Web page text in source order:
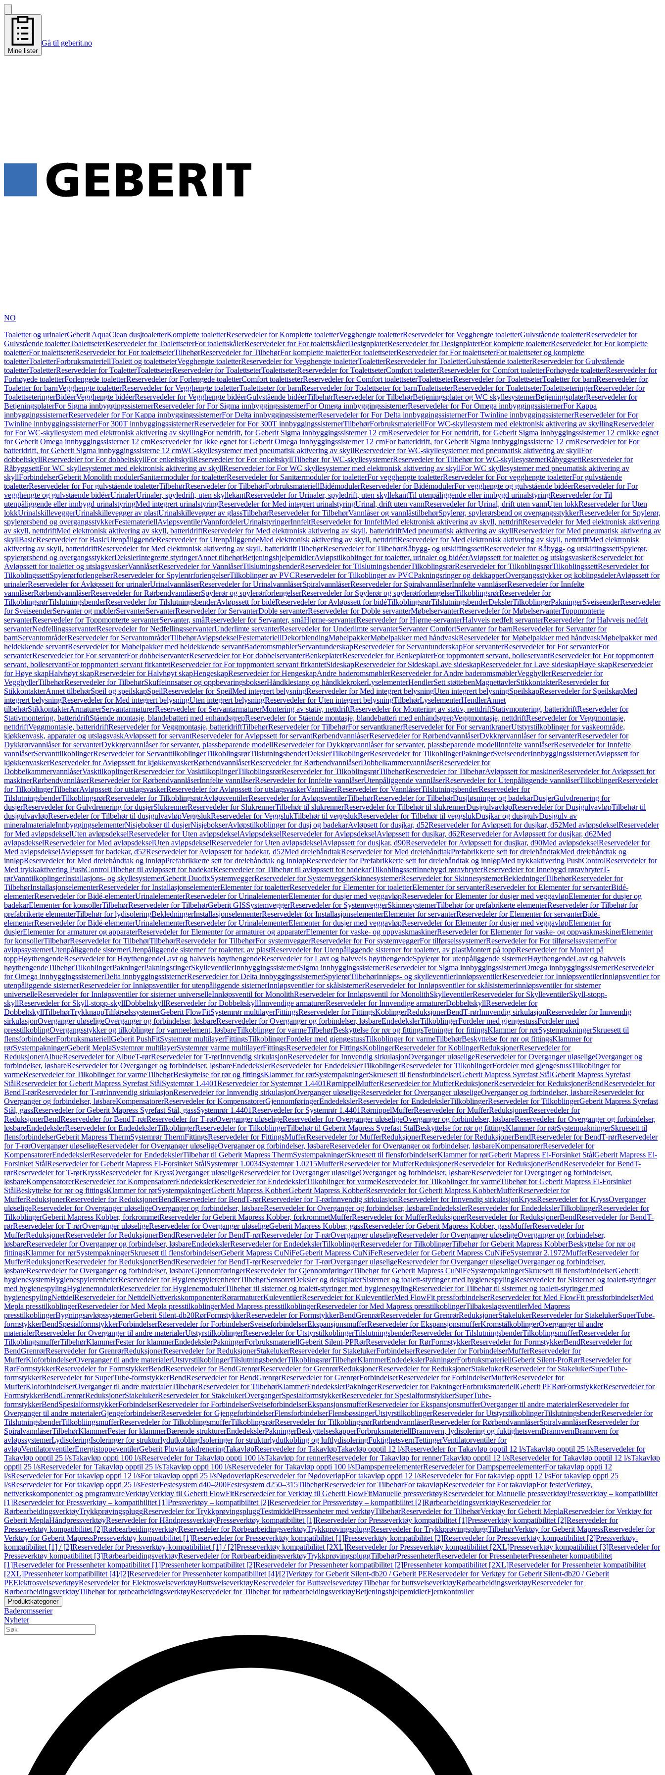
Mine lister
Gå til geberit.no
NO
Toaletter og urinalerGeberit AquaClean dusjtoaletterKomplette toaletterReservedeler for Komplette toaletterVegghengte toaletterReservedeler for Vegghengte toaletterGulvstående toaletterReservedeler for
Gulvstående toaletterToalettseterReservedeler for ToalettseterFor toalettskålerReservedeler for For toalettskålerDesignplaterReservedeler for DesignplaterFor komplette toaletterReservedeler for For komplette
toaletterFor toalettseterReservedeler for For toalettseterTilbehørReservedeler for TilbehørFor komplette toaletterFor toalettseterReservedeler for For toalettseterFor toalettseter og komplette
toaletterToaletterForbruksmateriellToalett og toalettseterVegghengte toaletterReservedeler for Vegghengte toaletterToaletterReservedeler for ToaletterGulvstående toaletterReservedeler for Gulvstående
toaletterToaletterReservedeler for ToaletterToalettseterReservedeler for ToalettseterToalettseterReservedeler for ToalettseterComfort toaletterReservedeler for Comfort toaletterForhøyede toaletterReservedeler for
Forhøyede toaletterForlengede toaletterReservedeler for Forlengede toaletterComfort toalettseterReservedeler for Comfort toalettseterToalettseterReservedeler for ToalettseterToaletter for barnReservedeler for
Toaletter for barnVegghengte toaletterReservedeler for Vegghengte toaletterToalettseter for barnReservedeler for Toalettseter for barnToalettseterReservedeler for ToalettseterToalettseteringerReservedeler for
ToalettseteringerBidéerVegghengte bidéerReservedeler for Vegghengte bidéerGulvstående bidéerTilbehørReservedeler for TilbehørBetjeningsplater og WC skyllesystemerBetjeningsplaterReservedeler for
BetjeningsplaterFor Sigma innbyggingssisternerReservedeler for For Sigma innbyggingssisternerFor Omega innbyggingssisternerReservedeler for For Omega innbyggingssisternerFor Kappa
innbyggingssisternerReservedeler for For Kappa innbyggingssisternerFor Delta innbyggingssisternerReservedeler for For Delta innbyggingssisternerFor Twinline innbyggingssisternerReservedeler for For
Twinline innbyggingssisternerFor 300T innbyggingssisternerReservedeler for For 300T innbyggingssisternerTilbehørForbruksmateriellFor WC-skyllesystem med elektronisk aktivering av skyllingReservedeler
for For WC-skyllesystem med elektronisk aktivering av skyllingFor nettdrift, for Geberit Sigma innbyggingssisterner 12 cmReservedeler for For nettdrift, for Geberit Sigma innbyggingssisterner 12 cmIkke egnet
for Geberit Omega innbyggingssisterner 12 cmReservedeler for Ikke egnet for Geberit Omega innbyggingssisterner 12 cmFor batteridrift, for Geberit Sigma innbyggingssisterne 12 cmReservedeler for For
batteridrift, for Geberit Sigma innbyggingssisterne 12 cmWC-skyllesystemer med pneumatisk aktivering av skyllReservedeler for WC-skyllesystemer med pneumatisk aktivering av skyllFor
dobbeltskyllReservedeler for For dobbeltskyllFor enkeltskyllReservedeler for For enkeltskyllTilbehør for WC-skyllesystemerReservedeler for Tilbehør for WC-skyllesystemerRåbyggsettReservedeler for
RåbyggsettFor WC skyllesystemer med elektronisk aktivering av skyllReservedeler for For WC skyllesystemer med elektronisk aktivering av skyllFor WC skyllesystemer med pneumatisk aktivering av
skyllForbindelserGeberit Monolith modulerSanitærmoduler for toaletterReservedeler for Sanitærmoduler for toaletterFor vegghengte toaletterReservedeler for For vegghengte toaletterFor gulvstående
toaletterReservedeler for For gulvstående toaletterTilbehørReservedeler for TilbehørForbruksmateriellBidémodulerReservedeler for BidémodulerFor vegghengte og gulvstående bidéerReservedeler for For
vegghengte og gulvstående bidéerUrinalerUrinaler, spyledrift, uten skyllekantReservedeler for Urinaler, spyledrift, uten skyllekantTil utenpåliggende eller innbygd urinalstyringReservedeler for Til
utenpåliggende eller innbygd urinalstyringMed integrert urinalstyringReservedeler for Med integrert urinalstyringUrinal, drift uten vannReservedeler for Urinal, drift uten vannUten lokkReservedeler for Uten
lokkUrinalskilleveggerUrinalskillevegger av plastUrinalskillevegger av glassTilbehørReservedeler for TilbehørVannlåser og vannlåstilbehørSpylerør, spylerørsbend og overgangsstykkerReservedeler for Spylerør,
spylerørsbend og overgangsstykkerFestemateriellAvløpsventilerVannfordelerUrinalstyringerInnfeltReservedeler for InnfeltMed elektronisk aktivering av skyll, nettdriftReservedeler for Med elektronisk aktivering
av skyll, nettdriftMed elektronisk aktivering av skyll, batteridriftReservedeler for Med elektronisk aktivering av skyll, batteridriftMed pneumatisk aktivering av skyllReservedeler for Med pneumatisk aktivering av
skyllBasicReservedeler for BasicUtenpåliggendeReservedeler for UtenpåliggendeMed elektronisk aktivering av skyll, nettdriftReservedeler for Med elektronisk aktivering av skyll, nettdriftMed elektronisk
aktivering av skyll, batteridriftReservedeler for Med elektronisk aktivering av skyll, batteridriftTilbehørReservedeler for TilbehørRåbygg- og utskiftingssettReservedeler for Råbygg- og utskiftingssettSpylerør,
spylerørsbend og overgangsstykkerDekslerIntegrerte styringerAnnet tilbehørBetjeningshjelpemidlerAvløpstilkoblinger for toaletter, urinaler og bidéerAvløpssett for toaletter og utslagsvaskerReservedeler for
Avløpssett for toaletter og utslagsvaskerVannlåserReservedeler for VannlåserTilslutningsbenderReservedeler for TilslutningsbenderTilkoblingsrørReservedeler for TilkoblingsrørTilkoblingssettReservedeler for
TilkoblingssettSpylerørforlengelserReservedeler for SpylerørforlengelserTilkoblinger av PVCReservedeler for Tilkoblinger av PVCPakningsringer og dekkapperOvergangsstykker og koblingsdelerAvløpssett for
urinalerReservedeler for Avløpssett for urinalerUrinalvannlåserReservedeler for UrinalvannlåserSpiralvannlåserReservedeler for SpiralvannlåserInnfelte vannlåserReservedeler for Innfelte
vannlåserRørbendvannlåserReservedeler for RørbendvannlåserSpylerør og spylerørforlengelserReservedeler for Spylerør og spylerørforlengelserTilkoblingsrørReservedeler for
TilkoblingsrørTilslutningsbenderReservedeler for TilslutningsbenderAvløpssett for bidéReservedeler for Avløpssett for bidéTilkoblingsrørTilslutningsbenderDekslerTilkoblingerPakningerSveiseenderReservedeler
for SveiseenderServanter og møblerServanterServanterReservedeler for ServanterDoble servanterReservedeler for Doble servanterMøbelservanterReservedeler for MøbelservanterToppmonterte
servanterReservedeler for Toppmonterte servanterServanter, småReservedeler for Servanter, småHjørne-servanterReservedeler for Hjørne-servanterHalvveis nedfelt servanterReservedeler for Halvveis nedfelt
servanterNedfellingsservanterReservedeler for NedfellingsservanterUnderlimte servanterReservedeler for Underlimte servanterServanter ComfortServanter for barnReservedeler for Servanter for
barnServantområderReservedeler for ServantområderTilbehørAvløpsdekselFestemateriellDekorblendingMøbelpakkerMøbelpakker med håndvaskReservedeler for Møbelpakker med håndvaskMøbelpakker med
heldekkende servantReservedeler for Møbelpakker med heldekkende servantBaderomsmøblerServantunderskapReservedeler for ServantunderskapFor servanterReservedeler for For servanterFor
servanterReservedeler for For servanterFor dobbelservanterReservedeler for For dobbelservanterBenkeplaterReservedeler for BenkeplaterFor toppmontert servant, bolleservantReservedeler for For toppmontert
servant, bolleservantFor toppmontert servant firkantetReservedeler for For toppmontert servant firkantetSideskapReservedeler for SideskapLave sideskapReservedeler for Lave sideskapHøye skapReservedeler
for Høye skapHalvhøyt skapReservedeler for Halvhøyt skapHengeskapReservedeler for HengeskapAndre baderomsmøblerReservedeler for Andre baderomsmøblerVegghyllerReservedeler for
VegghyllerTilbehørReservedeler for TilbehørSkuffeinnsatser og oppbevaringsbokserHåndklestang og håndklekrokerLyselementerHendlerSett støttebenMagnettavlerStikkontakterReservedeler for
StikkontakterAnnet tilbehørSpeil og speilskapSpeilReservedeler for SpeilMed integrert belysningReservedeler for Med integrert belysningUten integrert belysningSpeilskapReservedeler for SpeilskapMed
integrert belysningReservedeler for Med integrert belysningUten integrert belysningReservedeler for Uten integrert belysningTilbehørLyselementerHendlerAnnet
tilbehørStikkontakterArmaturerServantarmaturerReservedeler for ServantarmaturerMontering av stativ, nettdriftReservedeler for Montering av stativ, nettdriftStativmontering, batteridriftReservedeler for
Stativmontering, batteridriftStående montasje, blandebatteri med enhåndsgrepReservedeler for Stående montasje, blandebatteri med enhåndsgrepVeggmontasje, nettdriftReservedeler for Veggmontasje,
nettdriftVeggmontasje, batteridriftReservedeler for Veggmontasje, batteridriftTilbehørReservedeler for TilbehørFor servantkranerReservedeler for For servantkranerUtstyrstilkoblinger for vaskeområde,
kjøkkenvask, apparater og utslagsvaskAvløpssett for servantReservedeler for Avløpssett for servantRørbendvannlåserReservedeler for RørbendvannlåserDykkrørvannlåser for servanterReservedeler for
Dykkrørvannlåser for servanterDykkrørvannlåser for servanter, plassbeparende modellReservedeler for Dykkrørvannlåser for servanter, plassbeparende modellInnfelte vannlåserReservedeler for Innfelte
vannlåserServanttilkoblingerReservedeler for ServanttilkoblingerTilkoblingsrørTilslutningsbenderDekslerTilkoblingerReservedeler for TilkoblingerPakningerSveiseenderInnbyggingssisternerAvløpssett for
kjøkkenvaskerReservedeler for Avløpssett for kjøkkenvaskerRørbendvannlåserReservedeler for RørbendvannlåserDobbelkammervannlåserReservedeler for
DobbelkammervannlåserVasktilkoplingerReservedeler for VasktilkoplingerTilkoblingsrørReservedeler for TilkoblingsrørTilbehørReservedeler for TilbehørAvløpssett for maskinerReservedeler for Avløpssett for
maskinerRørbendvannlåserReservedeler for RørbendvannlåserInnfelte vannlåserReservedeler for Innfelte vannlåserUtenpåliggende vannlåserReservedeler for Utenpåliggende vannlåserTilkoblingerReservedeler
for TilkoblingerTilbehørAvløpssett for utslagsvaskerReservedeler for Avløpssett for utslagsvaskerVannlåserReservedeler for VannlåserTilslutningsbenderReservedeler for
TilslutningsbenderTilkoblingsrørReservedeler for TilkoblingsrørAvløpsventilerReservedeler for AvløpsventilerTilbehørReservedeler for TilbehørDusjløsninger og badekarDusjerGulvdrenering for
dusjerReservedeler for Gulvdrenering for dusjerSlukrennerReservedeler for SlukrennerTilbehør til slukrennerReservedeler for Tilbehør til slukrennerDusjgulvavløpReservedeler for DusjgulvavløpTilbehør til
dusjgulvavløpReservedeler for Tilbehør til dusjgulvavløpVeggslukReservedeler for VeggslukTilbehør til veggslukReservedeler for Tilbehør til veggslukDusjkar og dusjgulvDusjgulv av
mineralmaterialeInnbyggingselementerNisjebokser til dusjerNisjebokserAvløpstilkoblinger for dusj og badekarAvløpsett for dusjkar, d52Reservedeler for Avløpsett for dusjkar, d52Med avløpsdekselReservedeler
for Med avløpsdekselUten avløpsdekselReservedeler for Uten avløpsdekselAvløpsdekselReservedeler for AvløpsdekselAvløpssett for dusjkar, d62Reservedeler for Avløpssett for dusjkar, d62Med
avløpsdekselReservedeler for Med avløpsdekselUten avløpsdekselReservedeler for Uten avløpsdekselAvløpssett for dusjkar, d90Reservedeler for Avløpssett for dusjkar, d90Med avløpsdekselReservedeler for
Med avløpsdekselAvløpssett for badekar, d52Reservedeler for Avløpssett for badekar, d52Med dreiehåndtakReservedeler for Med dreiehåndtakPrefabrikkerte sett for dreiehåndtakMed dreiehåndtak og
innløpReservedeler for Med dreiehåndtak og innløpPrefabrikkerte sett for dreiehåndtak og innløpReservedeler for Prefabrikkerte sett for dreiehåndtak og innløpMed trykkaktivering PushControlReservedeler for
Med trykkaktivering PushControlTilbehør til avløpssett for badekarReservedeler for Tilbehør til avløpssett for badekarTilkoblingssettInnebygd røravbryterReservedeler for Innebygd røravbryterT-
rørVanntilkoplingerInstallasjons- og skyllesystemerGeberit DuofixSystemveggerReservedeler for SystemveggerSkinnesystemerReservedeler for SkinnesystemerBekledningerTilbehørReservedeler for
TilbehørInstallasjonselementerReservedeler for InstallasjonselementerElementer for toaletterReservedeler for Elementer for toaletterElementer for servanterReservedeler for Elementer for servanterBidé-
elementerReservedeler for Bidé-elementerUrinalelementerReservedeler for UrinalelementerElementer for dusjer med veggavløpReservedeler for Elementer for dusjer med veggavløpElementer for dusjer og
badekarElementer for konsollerTilbehørReservedeler for TilbehørGeberit GISSystemveggerReservedeler for SystemveggerSkinnesystemerTilbehør for prefabrikerte elementerReservedeler for Tilbehør for
prefabrikerte elementerTilbehør for lydisoleringBekledningerInstallasjonselementerReservedeler for InstallasjonselementerElementer for servanterReservedeler for Elementer for servanterBidé-
elementerReservedeler for Bidé-elementerUrinalelementerReservedeler for UrinalelementerElementer for dusjer med veggavløpReservedeler for Elementer for dusjer med veggavløpElementer for
dusjerElementer for armaturer og apparaterReservedeler for Elementer for armaturer og apparaterElementer for vaske- og oppvaskmaskinerReservedeler for Elementer for vaske- og oppvaskmaskinerElementer
for konsollerTilbehørReservedeler for TilbehørTilbehørReservedeler for TilbehørFor systemveggerReservedeler for For systemveggerFor tilførselssystemerReservedeler for For tilførselssystemerFor
avløpssystemerUtenpåliggende sisternerUtenpåliggende sisterner for toaletter, av plastReservedeler for Utenpåliggende sisterner for toaletter, av plastMontert på toppReservedeler for Montert på
toppHøythengendeReservedeler for HøythengendeLavt og halvveis høythengendeReservedeler for Lavt og halvveis høythengendeSpylerør for utenpåliggende sisternerHøythengendeLavt og halvveis
høythengendeTilbehørTilkoblingerPakningerPakningsringerSkylleventilerInnbyggingssisternerSigma innbyggingssisternerReservedeler for Sigma innbyggingssisternerOmega innbyggingssisternerReservedeler
for Omega innbyggingssisternerDelta innbyggingssisternerReservedeler for Delta innbyggingssisternerSpylerørTilbehørInnløps- og skylleventilerInnløpsventilerReservedeler for InnløpsventilerInnløpsventiler for
utenpåliggende sisternerReservedeler for Innløpsventiler for utenpåliggende sisternerInnløpsventiler for skålsisternerReservedeler for Innløpsventiler for skålsisternerInnløpsventiler for sisterner
universelleReservedeler for Innløpsventiler for sisterner universelleInnløpsventil for MonolithReservedeler for Innløpsventil for MonolithSkylleventilerReservedeler for SkylleventilerSkyll-stopp-
skyllReservedeler for Skyll-stopp-skyllDobbeltskyllReservedeler for DobbeltskyllInnvendige armaturerReservedeler for Innvendige armaturerDobbeltskyllReservedeler for
DobbeltskyllTilbehørTrykknappTilførselssystemerGeberit FlowFitSystemrør multilayerFittingsReservedeler for FittingsKoblingerReduksjonerBendT-rørInnvendig sirkulasjonReservedeler for Innvendig
sirkulasjonOverganger uløseligeOverganger og forbindelser, løsbareReservedeler for Overganger og forbindelser, løsbareEndedekslerTilkoblingerFordeler med gjengestussFordeler med
presstilkoblingOvergangsstykker og tilkoblinger for varmeelement, løsbareTilkoblinger for varmeTilbehørBeskyttelse for rør og fittingsTetninger for fittingsKlammer for rørSystempakningerSkruesett til
flensforbindelserForbruksmateriellGeberit PushFitSystemrør multilayerFittingsTilkoblingerFordeler med gjengestussTilkoblinger for varmeTilbehørBeskyttelse for rør og fittingsKlammer for
rørSystempakningerGeberit MeplaSystemrør multilayerSystemrør varme multilayerFittingsReservedeler for FittingsKoblingerReservedeler for KoblingerReduksjonerReservedeler for
ReduksjonerAlbueReservedeler for AlbueT-rørReservedeler for T-rørInnvendig sirkulasjonReservedeler for Innvendig sirkulasjonOverganger uløseligeReservedeler for Overganger uløseligeOverganger og
forbindelser, løsbareReservedeler for Overganger og forbindelser, løsbareEndedekslerReservedeler for EndedekslerTilkoblingerReservedeler for TilkoblingerFordeler med gjengestussTilkoblinger for
varmeReservedeler for Tilkoblinger for varmeTilbehørBeskyttelse for rør og fittingsKlammer for rørSystempakningerSkruesett til flensforbindelserGeberit Mapress Syrefast StålGeberit Mapress Syrefast
StålReservedeler for Geberit Mapress Syrefast StålSystemrør 1.4401Reservedeler for Systemrør 1.4401RørnippelMufferReservedeler for MufferReduksjonerReservedeler for ReduksjonerBendReservedeler for
BendT-rørReservedeler for T-rørInnvendig sirkulasjonReservedeler for Innvendig sirkulasjonOverganger uløseligeReservedeler for Overganger uløseligeOverganger og forbindelser, løsbareReservedeler for
Overganger og forbindelser, løsbareKompensatorerReservedeler for KompensatorerGjennomføringerEndedekslerReservedeler for EndedekslerTilkoblingerReservedeler for TilkoblingerGeberit Mapress Syrefast
Stål, gassReservedeler for Geberit Mapress Syrefast Stål, gassSystemrør 1.4401Reservedeler for Systemrør 1.4401RørnippelMufferReservedeler for MufferReduksjonerReservedeler for
ReduksjonerBendReservedeler for BendT-rørReservedeler for T-rørOverganger uløseligeReservedeler for Overganger uløseligeOverganger og forbindelser, løsbareReservedeler for Overganger og forbindelser,
løsbareEndedekslerReservedeler for EndedekslerTilkoblingerReservedeler for TilkoblingerTilbehør til Geberit Mapress Syrefast StålBeskyttelse for rør og fittingsKlammer for rørSystempakningerSkruesett til
flensforbindelserGeberit Mapress ThermSystemrør ThermFittingsReservedeler for FittingsMufferReservedeler for MufferReduksjonerReservedeler for ReduksjonerBendReservedeler for BendT-rørReservedeler
for T-rørOverganger uløseligeReservedeler for Overganger uløseligeOverganger og forbindelser, løsbareReservedeler for Overganger og forbindelser, løsbareKompensatorerReservedeler for
KompensatorerEndedekslerReservedeler for EndedekslerTilbehør til Geberit Mapress ThermSystempakningerSkruesett til flensforbindelserKlammer for rørGeberit Mapress El-Forsinket StålGeberit Mapress El-
Forsinket StålReservedeler for Geberit Mapress El-Forsinket StålSystemrør 1.0034Systemrør 1.0215MufferReservedeler for MufferReduksjonerReservedeler for ReduksjonerBendReservedeler for BendT-
rørReservedeler for T-rørKryssReservedeler for KryssOverganger uløseligeReservedeler for Overganger uløseligeOverganger og forbindelser, løsbareReservedeler for Overganger og forbindelser,
løsbareKompensatorerReservedeler for KompensatorerEndedekslerReservedeler for EndedekslerTilkoblinger for varmeReservedeler for Tilkoblinger for varmeTilbehør for Geberit Mapress El-Forsinket
StålBeskyttelse for rør og fittingsKlammer for rørSystempakningerGeberit Mapress KobberGeberit Mapress KobberReservedeler for Geberit Mapress KobberMufferReservedeler for
MufferReduksjonerReservedeler for ReduksjonerBendReservedeler for BendT-rørReservedeler for T-rørInnvendig sirkulasjonReservedeler for Innvendig sirkulasjonKryssReservedeler for KryssOverganger
uløseligeReservedeler for Overganger uløseligeOverganger og forbindelser, løsbareReservedeler for Overganger og forbindelser, løsbareEndedekslerReservedeler for EndedekslerTilkoblingerReservedeler for
TilkoblingerGeberit Mapress Kobber, forkrommetReservedeler for Geberit Mapress Kobber, forkrommetMufferReservedeler for MufferReduksjonerReservedeler for ReduksjonerBendReservedeler for BendT-
rørReservedeler for T-rørOverganger uløseligeReservedeler for Overganger uløseligeGeberit Mapress Kobber, gassReservedeler for Geberit Mapress Kobber, gassMufferReservedeler for
MufferReduksjonerReservedeler for ReduksjonerBendReservedeler for BendT-rørReservedeler for T-rørOverganger uløseligeReservedeler for Overganger uløseligeOverganger og forbindelser,
løsbareReservedeler for Overganger og forbindelser, løsbareEndedekslerReservedeler for EndedekslerTilkoblingerReservedeler for TilkoblingerTilbehør for Geberit Mapress KobberBeskyttelse for rør og
fittingsKlammer for rørSystempakningerSkruesett til flensforbindelserGeberit Mapress CuNiFeGeberit Mapress CuNiFeReservedeler for Geberit Mapress CuNiFeSystemrør 2.1972MufferReservedeler for
MufferReduksjonerReservedeler for ReduksjonerBendReservedeler for BendT-rørReservedeler for T-rørOverganger uløseligeReservedeler for Overganger uløseligeOverganger og forbindelser,
løsbareReservedeler for Overganger og forbindelser, løsbareGjennomføringerReservedeler for GjennomføringerTilbehør for Geberit Mapress CuNiFeSystempakningerSkruesett til flensforbindelserGeberit
hygienesystemHygienespylerenheterReservedeler for HygienespylerenheterTilbehørSensorerDeksler og dekkplaterSisterner og toalett-styringer med hygienespylingReservedeler for Sisterner og toalett-styringer
med hygienespylingHygienemodulerReservedeler for HygienemodulerTilbehør til sisterner og toalett-styringer med hygienespylingReservedeler for Tilbehør til sisterner og toalett-styringer med
hygienespylingNettdelReservedeler for NettdelNettverkskomponenterRørarmaturerKuleventilerReservedeler for KuleventilerMed FlowFit pressforbindelserReservedeler for Med FlowFit pressforbindelserMed
Mepla presstilkoblingerReservedeler for Med Mepla presstilkoblingerMed Mapress presstilkoblingerReservedeler for Med Mapress presstilkoblingerTilbakeslagsventilerMed Mapress
presstilkoblingerBygningsavløpssystemerGeberit Silent-db20RørFormstykkerReservedeler for FormstykkerBendGrenrørReservedeler for GrenrørReduksjonerStakelukerReservedeler for StakelukerSuperTube-
formstykkerBendSpesialformstykkerForbindelserReservedeler for ForbindelserSveiseforbindelserEkspansjonsmufferReservedeler for EkspansjonsmufferKromstålkoblingerOverganger til andre
materialerReservedeler for Overganger til andre materialerUtstyrstilkoblingerReservedeler for UtstyrstilkoblingerTilslutningsbenderReservedeler for TilslutningsbenderTilkoblingsmufferReservedeler for
TilkoblingsmufferTilbehørKlammerFester for klammerEndedekslerPakningerForbruksmateriellGeberit Silent-PPRørReservedeler for RørFormstykkerReservedeler for FormstykkerBendReservedeler for
BendGrenrørReservedeler for GrenrørReduksjonerReservedeler for ReduksjonerStakelukerReservedeler for StakelukerForbindelserReservedeler for ForbindelserMufferReservedeler for
MufferKloforbindelserOverganger til andre materialerUtstyrstilkoblingerTilslutningsbenderTilkoblingsrørTilbehørKlammerEndedekslerPakningerForbruksmateriellGeberit Silent-ProRørReservedeler for
RørFormstykkerReservedeler for FormstykkerBendReservedeler for BendGrenrørReservedeler for GrenrørReduksjonerReservedeler for ReduksjonerStakelukerReservedeler for StakelukerSuperTube-
formstykkerReservedeler for SuperTube-formstykkerBendReservedeler for BendGrenrørReservedeler for GrenrørForbindelserReservedeler for ForbindelserMufferReservedeler for
MufferKloforbindelserOverganger til andre materialerTilbehørReservedeler for TilbehørKlammerEndedekslerPakningerReservedeler for PakningerForbruksmateriellGeberit PERørFormstykkerReservedeler for
FormstykkerBendGrenrørReduksjonerStakelukerReservedeler for StakelukerOvergangerSpesialformstykkerReservedeler for SpesialformstykkerSuperTube-
formstykkerBendSpesialformstykkerForbindelserReservedeler for ForbindelserSveiseforbindelserEkspansjonsmufferReservedeler for EkspansjonsmufferOverganger til andre materialerReservedeler for
Overganger til andre materialerGjengeforbindelserReservedeler for GjengeforbindelserFlensforbindelserFlensbøssingerUtstyrstilkoblingerReservedeler for UtstyrstilkoblingerTilslutningsbenderReservedeler for
TilslutningsbenderTilkobliingsmufferReservedeler for TilkobliingsmufferTilkoblingsrørReservedeler for TilkoblingsrørRørbendvannlåserReservedeler for RørbendvannlåserSpiralvannlåserReservedeler for
SpiralvannlåserTilbehørKlammerFester for klammerBærende strukturerEndedekslerPakningerBeskyttelseskapperForbruksmateriellBrannvern, lydisolering og fuktighetsvernBrannvernBrannvern for
avløpssystemerLydisoleringIsoleringer for strukturlydutkoblingIsoleringer for strukturlydutkobling og luftlydisoleringFuktighetsvernTettingerVentilatorventiler for
avløpVentilatorventilerEnergistoppeventilerGeberit Pluvia takdreneringTakavløpReservedeler for TakavløpTakavløp opptil 12 l/sReservedeler for Takavløp opptil 12 l/sTakavløp opptil 25 l/sReservedeler for
Takavløp opptil 25 l/sTakavløp oppti 100 l/sReservedeler for Takavløp oppti 100 l/sTakavløp for rennerReservedeler for Takavløp for rennerTakavløp opptil 12 l/sReservedeler for Takavløp opptil 12 l/sTakavløp
opptil 25 l/sReservedeler for Takavløp opptil 25 l/sTakavløp oppti 100 l/sReservedeler for Takavløp oppti 100 l/sDampsperreelementerReservedeler for DampsperreelementerFor takavløp oppti 12
l/sReservedeler for For takavløp oppti 12 l/sFor takavløp oppti 25 l/sNødoverløpReservedeler for NødoverløpFor takavløp oppti 12 l/sReservedeler for For takavløp oppti 12 l/sFor takavløp oppti 25
l/sReservedeler for For takavløp oppti 25 l/sFesterFestesystem d40–200Festesystem d250–315TilbehørReservedeler for TilbehørFor takavløpReservedeler for For takavløpFor festerVerktøy,
nettverkskomponenter og programvareVerktøyVerktøy til Geberit FlowFitReservedeler for Verktøy til Geberit FlowFitManuelle pressverktøyReservedeler for Manuelle pressverktøyPressverktøy – kompatibilitet
[1]Reservedeler for Pressverktøy – kompatibilitet [1]Pressverktøy – kompatibilitet [2]Reservedeler for Pressverktøy – kompatibilitet [2]RørbearbeidingsverktøyReservedeler for
RørbearbeidingsverktøyTrykkprøvingspluggReservedeler for TrykkprøvingspluggTestmiddelPressenheter med verktøyTilbehørReservedeler for TilbehørVerktøy for Geberit MeplaReservedeler for Verktøy for
Geberit MeplaHåndpressverktøyReservedeler for HåndpressverktøyPresseverktøy kompatibilitet [1]Reservedeler for Presseverktøy kompatibilitet [1]Presseverktøy kompatibilitet [2]Reservedeler for
Presseverktøy kompatibilitet [2]RørbearbeidingsverktøyReservedeler for RørbearbeidingsverktøyTrykkprøvingspluggReservedeler for TrykkprøvingspluggTilbehørVerktøy for Geberit MapressReservedeler for
Verktøy for Geberit MapressPresseverktøy kompatibilitet [1]Reservedeler for Presseverktøy kompatibilitet [1]Presseverktøy kompatibilitet [2]Reservedeler for Presseverktøy kompatibilitet [2]Pressverktøy-
kompatibilitet [1] / [2]Reservedeler for Pressverktøy-kompatibilitet [1] / [2]Presseverktøy kompatibilitet [2XL]Reservedeler for Presseverktøy kompatibilitet [2XL]Presseverktøy kompatibilitet [3]Reservedeler for
Presseverktøy kompatibilitet [3]RørbearbeidingsverktøyReservedeler for RørbearbeidingsverktøyTrykkprøvingspluggTilbehørPressenheterReservedeler for PressenheterPressenheter kompatibilitet
[1]Reservedeler for Pressenheter kompatibilitet [1]Pressenheter kompatibilitet [2]Reservedeler for Pressenheter kompatibilitet [2]Pressenheter kompatibilitet [2XL]Reservedeler for Pressenheter kompatibilitet
[2XL]Pressenheter kompatibilitet [4]/[2]Reservedeler for Pressenheter kompatibilitet [4]/[2]Verktøy for Geberit Silent-db20 / Geberit PEReservedeler for Verktøy for Geberit Silent-db20 / Geberit
PEElektrosveiseverktøyReservedeler for ElektrosveiseverktøyButtsveiseverktøyReservedeler for ButtsveiseverktøyTilbehør for buttsveiseverktøyRørbearbeidingsverktøyReservedeler for
RørbearbeidingsverktøyTilbehør for rørbearbeidingsverktøyReservedeler for Tilbehør for rørbearbeidingsverktøyBetjeningshjelpemidlerFjernkontroller
Produktkategorier
Baderomsserier
Nyheter